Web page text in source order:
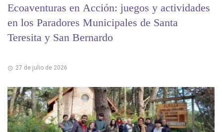
Ecoaventuras en Acción: juegos y actividades
en los Paradores Municipales de Santa
Teresita y San Bernardo
27 de julio de 2026